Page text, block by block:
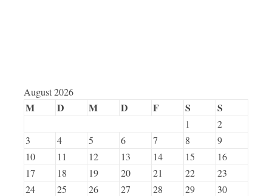
August 2026
M D M D F S S
1
2
3
4 5 6 7 8
9
10
11 12 13 14 15
16
17
18 19 20 21 22
23
24
25 26 27 28 29
30